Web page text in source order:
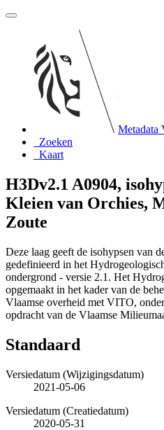
Metadata
Zoeken
Kaart
H3Dv2.1 A0904,
Kleien van Orchies,
Zoute
Deze laag geeft de isohypsen van
gedefinieerd in het
ondergrond - versie 2.1. Het
opgemaakt in het kader van de
Vlaamse overheid met VITO,
opdracht van de Vlaamse
Standaard
Versiedatum (Wijzigingsdatum)
2021-05-06
Versiedatum (Creatiedatum)
2020-05-31